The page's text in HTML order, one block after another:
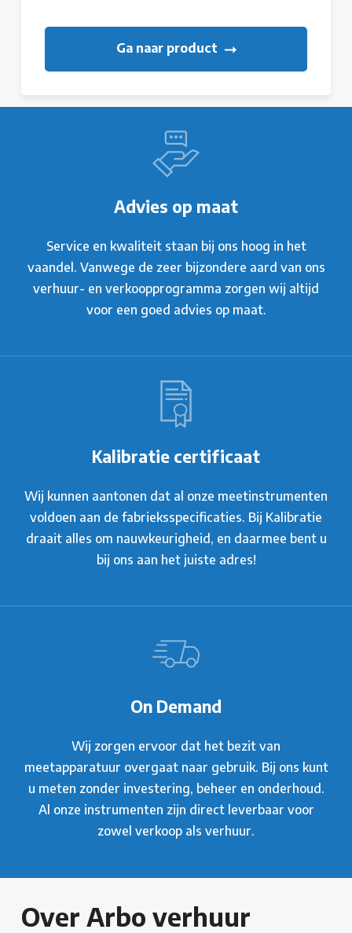
Ga naar product
Advies op maat
Service en kwaliteit staan bij ons hoog in het
vaandel. Vanwege de zeer bijzondere aard van ons
verhuur- en verkoopprogramma zorgen wij altijd
voor een goed advies op maat.
Kalibratie certificaat
Wij kunnen aantonen dat al onze meetinstrumenten
voldoen aan de fabrieksspecificaties. Bij Kalibratie
draait alles om nauwkeurigheid, en daarmee bent u
bij ons aan het juiste adres!
On Demand
Wij zorgen ervoor dat het bezit van
meetapparatuur overgaat naar gebruik. Bij ons kunt
u meten zonder investering, beheer en onderhoud.
Al onze instrumenten zijn direct leverbaar voor
zowel verkoop als verhuur.
Over Arbo verhuur